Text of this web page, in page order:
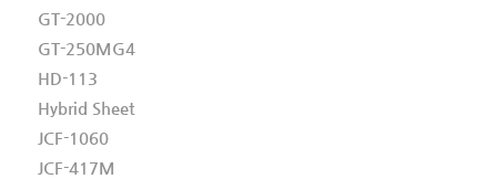
GT-2000
GT-250MG4
HD-113
Hybrid Sheet
JCF-1060
JCF-417M